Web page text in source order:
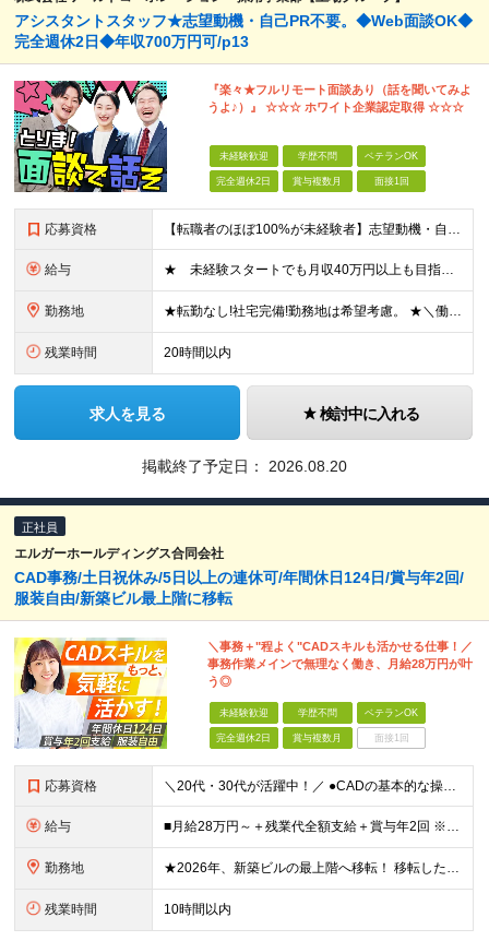
アシスタントスタッフ★志望動機・自己PR不要。◆Web面談OK◆
完全週休2日◆年収700万円可/p13
『楽々★フルリモート面談あり（話を聞いてみよ
うよ♪）』 ☆☆☆ ホワイト企業認定取得 ☆☆☆
未経験歓迎 学歴不問 ベテランOK
完全週休2日 賞与複数月 面接1回
応募資格 【転職者のほぼ100%が未経験者】志望動機・自己PR不要 ◎学歴、職歴、転職回数、正社員経験の有無などは一切問いません！ ◎ご年齢が38歳までの方※若年層の長期キャリア形成のため 普通自動車免許（
給与 ★ 未経験スタートでも月収40万円以上も目指せます！ ★ ★ 試用期間6か月あり／給与・待遇に変更なし ★ ＼パターン①orパターン②で給与形態の選択が可能／ ＜パターン①＞ 月給+交通費+（残業
勤務地 ★転勤なし!社宅完備!勤務地は希望考慮。 ★＼働きたいエリアで仕事ができます／ ★U・Iターン歓迎! ■関東/東京、神奈川、埼玉、千葉、群馬、栃木、茨城 ■東北/青森、秋田、岩手、宮城、福島、山形
残業時間 20時間以内
求人を見る 検討中に入れる
掲載終了予定日： 2026.08.20
正社員
エルガーホールディングス合同会社
CAD事務/土日祝休み/5日以上の連休可/年間休日124日/賞与年2回/
服装自由/新築ビル最上階に移転
＼事務＋"程よく"CADスキルも活かせる仕事！／
事務作業メインで無理なく働き、月給28万円が叶
う◎
未経験歓迎 学歴不問 ベテランOK
完全週休2日 賞与複数月 面接1回
応募資格 ＼20代・30代が活躍中！／ ●CADの基本的な操作経験（ハイレベルでなくてOK！） ●学歴不問 ■□こんな方を歓迎します■□ ・CADスキルを活かして事務職を始めたい ・メリハリをつけた働き方でプ
給与 ■月給28万円～＋残業代全額支給＋賞与年2回 ※試用期間2ヶ月あり（期間中の条件に差異なし） ＼安心のキャリアアップサポート／ これまでのご経験やスキル、前職での給与を しっかり反映した待遇をご用意
勤務地 ★2026年、新築ビルの最上階へ移転！ 移転したばかりのキレイなオフィスでの勤務です 神奈川県横浜市中区港町1丁目1-1 BASEGATE横浜関内タワー33階 ※原則出社となります。 ※本社所在地：
残業時間 10時間以内